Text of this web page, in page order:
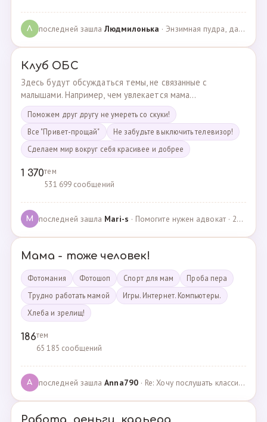
Л последней зашлаЛюдмилонькa · Энзимная пудра, да или нет? · 29.06.2025
Клуб ОБС
Здесь будут обсуждаться темы, не связанные с
малышами. Например, чем увлекается мама...
Поможем друг другу не умереть со скуки!
Все "Привет-прощай"
Не забудьте выключить телевизор!
Сделаем мир вокруг себя красивее и добрее
1 370тем
531 699 сообщений
M последней зашла Mari-s · Помогите нужен адвокат · 24.04.2025
Мама - тоже человек!
Фотомания Фотошоп Спорт для мам
Проба пера
Трудно работать мамой
Игры. Интернет. Компьютеры.
Хлеба и зрелищ!
186тем
65 185 сообщений
A последней зашлаAnna790· Re: Хочу послушать классику · 22.03.2025
Работа, деньги, карьера